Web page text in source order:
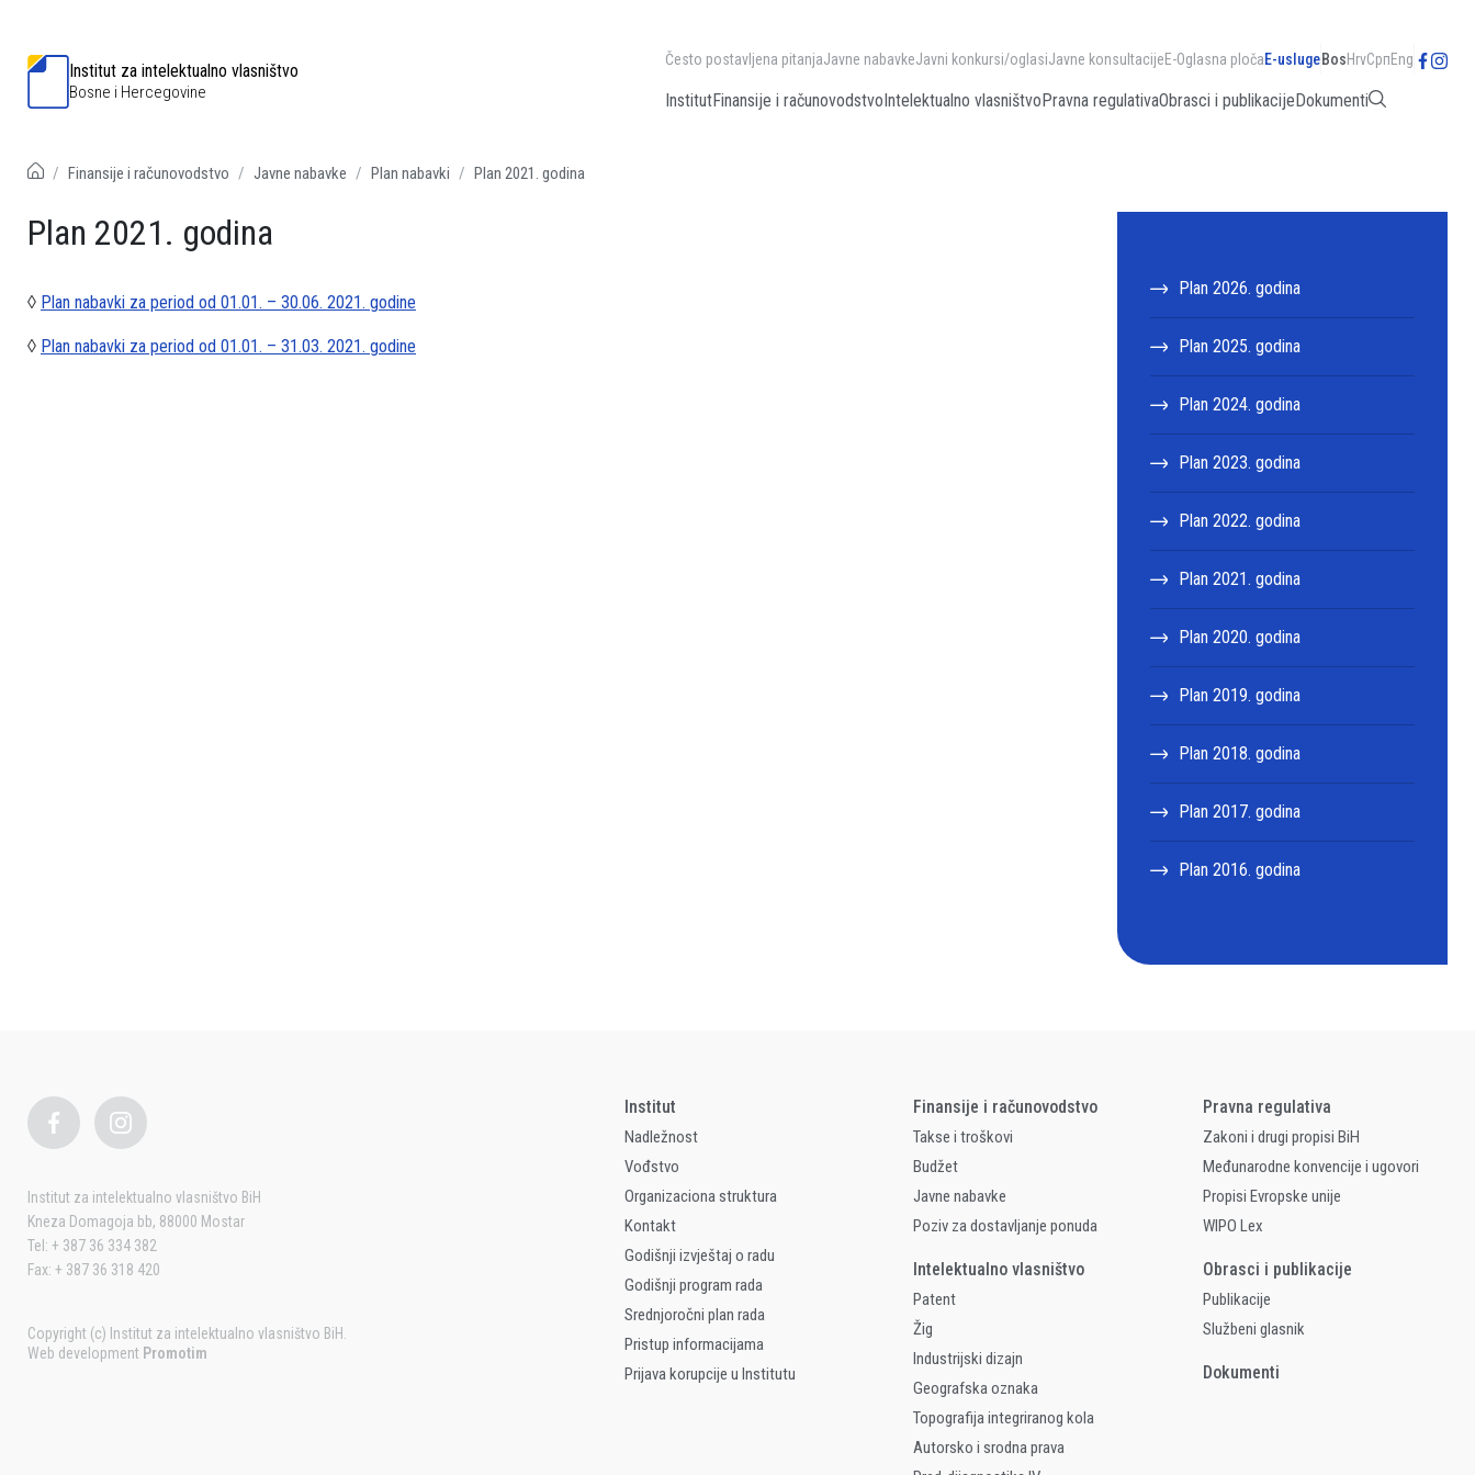
Institut za intelektualno vlasništvo
Bosne i Hercegovine
Često postavljena pitanjaJavne nabavkeJavni konkursi/oglasiJavne konsultacijeE-Oglasna pločaE-uslugeBosHrvСрпEng
InstitutFinansije i računovodstvoIntelektualno vlasništvoPravna regulativaObrasci i publikacijeDokumenti
Finansije i računovodstvo Javne nabavke Plan nabavki Plan 2021. godina
Plan 2021. godina
◊ Plan nabavki za period od 01.01. – 30.06. 2021. godine
◊ Plan nabavki za period od 01.01. – 31.03. 2021. godine
Plan 2026. godina
Plan 2025. godina
Plan 2024. godina
Plan 2023. godina
Plan 2022. godina
Plan 2021. godina
Plan 2020. godina
Plan 2019. godina
Plan 2018. godina
Plan 2017. godina
Plan 2016. godina
Institut za intelektualno vlasništvo BiH
Kneza Domagoja bb, 88000 Mostar
Tel: + 387 36 334 382
Fax: + 387 36 318 420
Copyright (c) Institut za intelektualno vlasništvo BiH.
Web development Promotim
Institut
Nadležnost
Vođstvo
Organizaciona struktura
Kontakt
Godišnji izvještaj o radu
Godišnji program rada
Srednjoročni plan rada
Pristup informacijama
Prijava korupcije u Institutu
Finansije i računovodstvo
Takse i troškovi
Budžet
Javne nabavke
Poziv za dostavljanje ponuda
Intelektualno vlasništvo
Patent
Žig
Industrijski dizajn
Geografska oznaka
Topografija integriranog kola
Autorsko i srodna prava
Pravna regulativa
Zakoni i drugi propisi BiH
Međunarodne konvencije i ugovori
Propisi Evropske unije
WIPO Lex
Obrasci i publikacije
Publikacije
Službeni glasnik
Dokumenti